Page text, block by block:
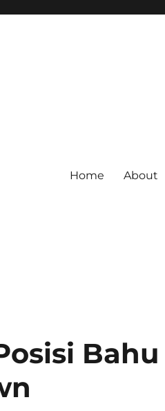
Home About
Bahu